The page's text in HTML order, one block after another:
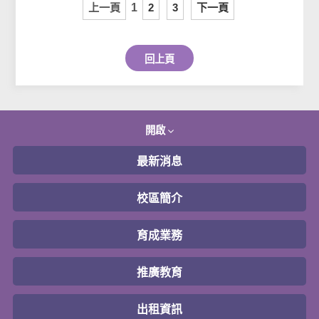
上一頁 1 2 3 下一頁
回上頁
開啟
最新消息
校區簡介
育成業務
推廣教育
出租資訊